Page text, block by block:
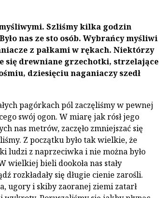
Szliśmy kilka godzin
nas ze sto osób. Wybrańcy myśliwi
z pałkami w rękach. Niektórzy
się drewniane grzechotki, strzelające
dziesięciu naganiaczy szedł
pagórkach pól zaczęliśmy w pewnej
swój ogon. W miarę jak rósł jego
nas metrów, zaczęło zmniejszać się
Z początku było tak wielkie, że
ludzi z naprzeciwka i nie można było
wielkiej bieli dookoła nas stały
rozkładały się długie cienie zarośli.
ugory i skiby zaoranej ziemi zatarł